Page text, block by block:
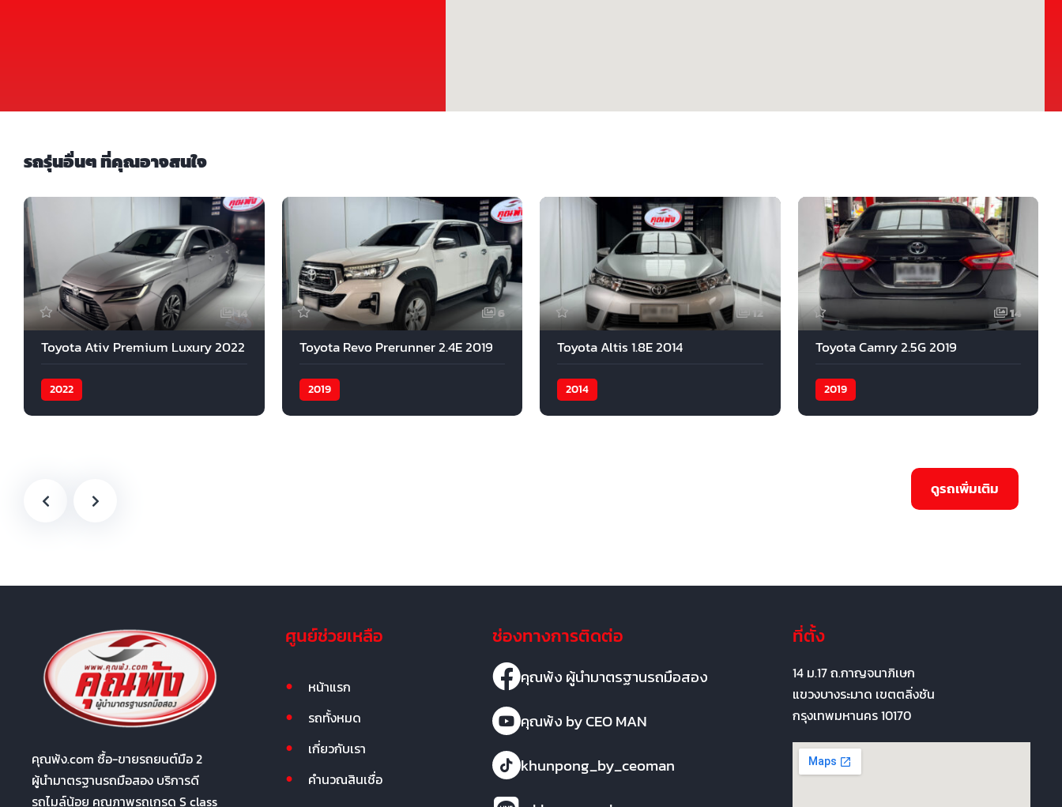
รถรุ่นอื่นๆ ที่คุณอาจสนใจ
14
Toyota Ativ Premium Luxury 2022
2022
6
Toyota Revo Prerunner 2.4E 2019
2019
12
Toyota Altis 1.8E 2014
2014
14
Toyota Camry 2.5G 2019
2019
คุณพ้ง.com ซื้อ-ขายรถยนต์มือ 2
ผู้นำมาตรฐานรถมือสอง บริการดี
รถไมล์น้อย คุณภาพรถเกรด S class
ศูนย์ช่วยเหลือ
หน้าแรก
รถทั้งหมด
เกี่ยวกับเรา
คำนวณสินเชื่อ
ช่องทางการติดต่อ
คุณพ้ง ผู้นำมาตรฐานรถมือสอง
คุณพ้ง by CEO MAN
khunpong_by_ceoman
ที่ตั้ง
14 ม.17 ถ.กาญจนาภิเษก
แขวงบางระมาด เขตตลิ่งชัน
กรุงเทพมหานคร 10170